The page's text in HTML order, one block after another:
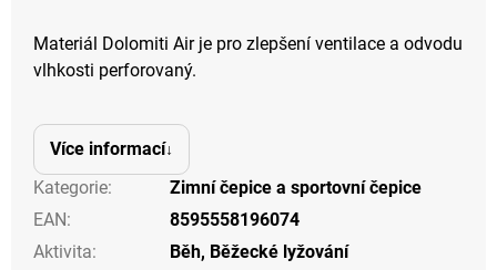
Materiál Dolomiti Air je pro zlepšení ventilace a odvodu
vlhkosti perforovaný.
Více informací
Kategorie:
Zimní čepice a sportovní čepice
EAN:
8595558196074
Aktivita: Běh, Běžecké lyžování